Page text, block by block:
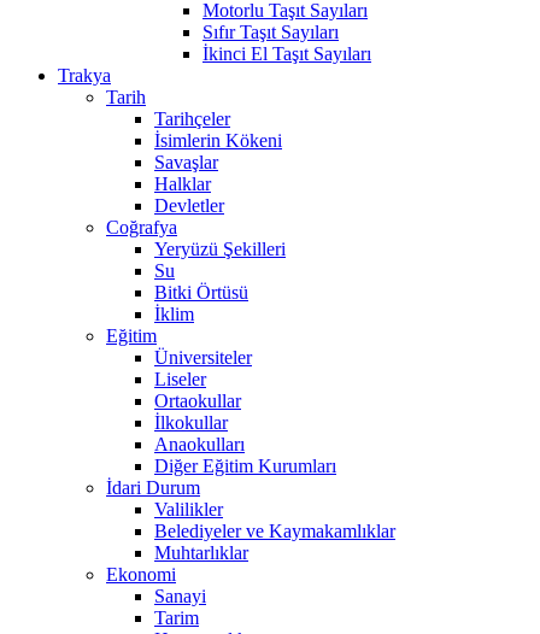
Motorlu Taşıt Sayıları
Sıfır Taşıt Sayıları
İkinci El Taşıt Sayıları
Trakya
Tarih
Tarihçeler
İsimlerin Kökeni
Savaşlar
Halklar
Devletler
Coğrafya
Yeryüzü Şekilleri
Su
Bitki Örtüsü
İklim
Eğitim
Üniversiteler
Liseler
Ortaokullar
İlkokullar
Anaokulları
Diğer Eğitim Kurumları
İdari Durum
Valilikler
Belediyeler ve Kaymakamlıklar
Muhtarlıklar
Ekonomi
Sanayi
Tarim